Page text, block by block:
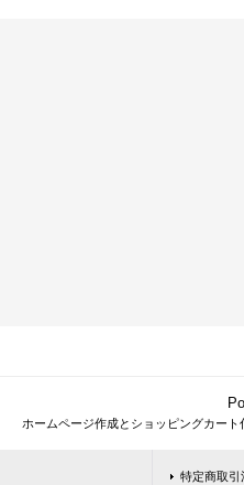
ホームページ作成とショッピングカー
特定商取引